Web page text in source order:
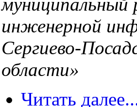
муниципальный
инженерной
Сергиево-
области»
Читать